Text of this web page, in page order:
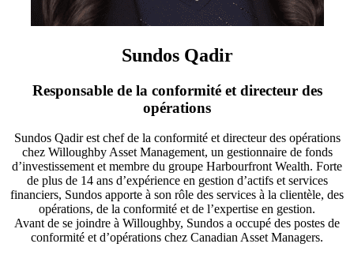
Sundos Qadir
Responsable de la conformité et directeur des
opérations
Sundos Qadir est chef de la conformité et directeur des opérations
chez Willoughby Asset Management, un gestionnaire de fonds
d’investissement et membre du groupe Harbourfront Wealth. Forte
de plus de 14 ans d’expérience en gestion d’actifs et services
financiers, Sundos apporte à son rôle des services à la clientèle, des
opérations, de la conformité et de l’expertise en gestion.
Avant de se joindre à Willoughby, Sundos a occupé des postes de
conformité et d’opérations chez Canadian Asset Managers.